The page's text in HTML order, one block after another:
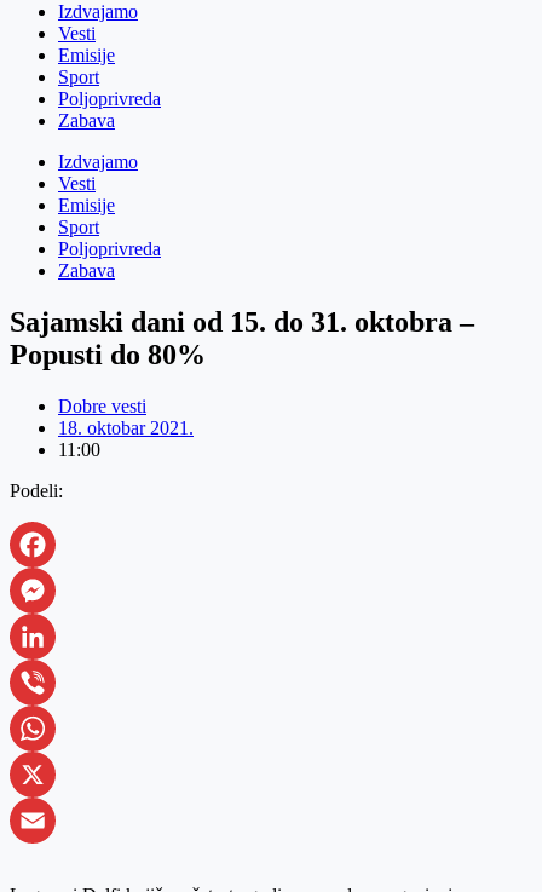
Izdvajamo
Vesti
Emisije
Sport
Poljoprivreda
Zabava
Izdvajamo
Vesti
Emisije
Sport
Poljoprivreda
Zabava
Sajamski dani od 15. do 31. oktobra –
Popusti do 80%
Dobre vesti
18. oktobar 2021.
11:00
Podeli:
Facebook
Messenger
LinkedIn
Viber
WhatsApp
X